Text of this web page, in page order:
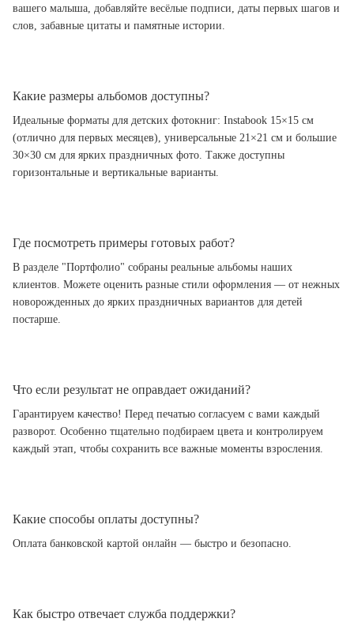
вашего малыша, добавляйте весёлые подписи, даты первых шагов и
слов, забавные цитаты и памятные истории.
Какие размеры альбомов доступны?
Идеальные форматы для детских фотокниг: Instabook 15×15 см
(отлично для первых месяцев), универсальные 21×21 см и большие
30×30 см для ярких праздничных фото. Также доступны
горизонтальные и вертикальные варианты.
Где посмотреть примеры готовых работ?
В разделе "Портфолио" собраны реальные альбомы наших
клиентов. Можете оценить разные стили оформления — от нежных
новорожденных до ярких праздничных вариантов для детей
постарше.
Что если результат не оправдает ожиданий?
Гарантируем качество! Перед печатью согласуем с вами каждый
разворот. Особенно тщательно подбираем цвета и контролируем
каждый этап, чтобы сохранить все важные моменты взросления.
Какие способы оплаты доступны?
Оплата банковской картой онлайн — быстро и безопасно.
Как быстро отвечает служба поддержки?